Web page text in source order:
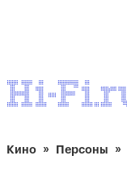
Кино Персоны